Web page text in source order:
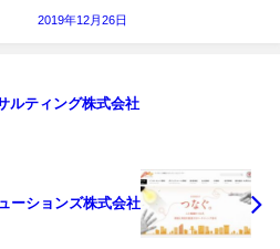
2019年12月26日
ルティング株式会社
ーションズ株式会社